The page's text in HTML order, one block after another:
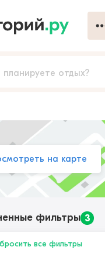
на карте
фильтры 3
все фильтры